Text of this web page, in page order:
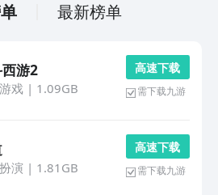
最新榜单
游2
戏| 1.09GB
高 速 下 载
需下载九游
演 | 1.81GB
高 速 下 载
需下载九游